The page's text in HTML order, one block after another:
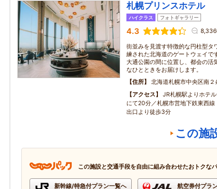
札幌プリンスホテル
ハイクラス フォトギャラリー
4.3
街並みを見渡す特徴的な円柱型タ
練された北海道のゲートウェイで
大通公園の間に位置し、都会の活
なひとときをお届けします。
住所
北海道札幌市中央区南２
アクセス
JR札幌駅よりホテ
にて20分／札幌市営地下鉄東西線
出口より徒歩3分
この施
この施設と交通手段を自由に組み合わせたおトクな
新幹線/特急付プラン一覧へ 航空券付プラ